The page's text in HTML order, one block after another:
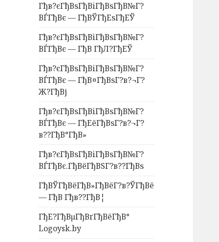
Гђв?єГђВѕГђВіГђВѕГђВ№Г?
ВЃГђВє — ГђВЎГђЕѕГђЕЎ
Гђв?єГђВѕГђВіГђВѕГђВ№Г?
ВЃГђВє — ГђВ ГђЛ?ГђЕЎ
Гђв?єГђВѕГђВіГђВѕГђВ№Г?
ВЃГђВє — ГђВ¤ГђВѕГ?в?¬Г?
Ж?ГђВј
Гђв?єГђВѕГђВіГђВѕГђВ№Г?
ВЃГђВє — ГђЕёГђВѕГ?в?¬Г?
в??ГђВ°ГђВ»
Гђв?єГђВѕГђВіГђВѕГђВ№Г?
ВЃГђВє.ГђВёГђВЅГ?в??ГђВѕ
ГђВЎГђВёГђВ»ГђВёГ?в?ЎГђВё
— ГђВ Гђв??ГђВ¦
ГђЕ?ГђВµГђВґГђВёГђВ°
Logoysk.by